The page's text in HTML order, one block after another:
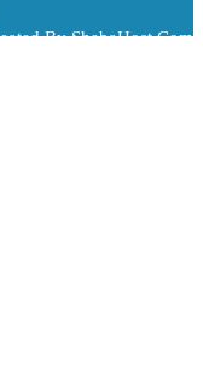
By ShebaHost.Com